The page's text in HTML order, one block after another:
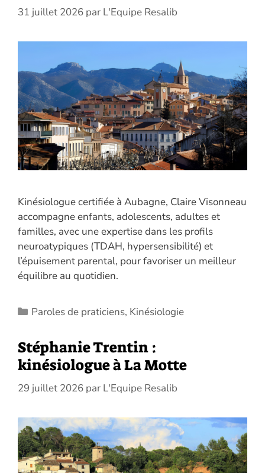
31 juillet 2026 par L'Equipe Resalib
Kinésiologue certifiée à Aubagne, Claire Visonneau
accompagne enfants, adolescents, adultes et
familles, avec une expertise dans les profils
neuroatypiques (TDAH, hypersensibilité) et
l’épuisement parental, pour favoriser un meilleur
équilibre au quotidien.
Catégories
Paroles de praticiens, Kinésiologie
Stéphanie Trentin :
kinésiologue à La Motte
29 juillet 2026 par L'Equipe Resalib